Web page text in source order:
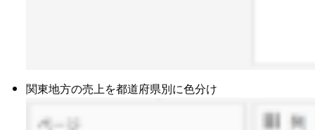
関東地方の売上を都道府県別に色分け